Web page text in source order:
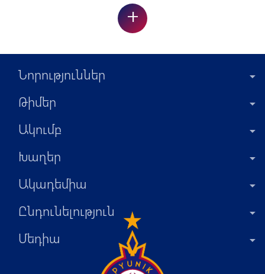
+
Նորություններ
Թիմեր
Ակումբ
Խաղեր
Ակադեմիա
Ընդունելություն
Մեդիա